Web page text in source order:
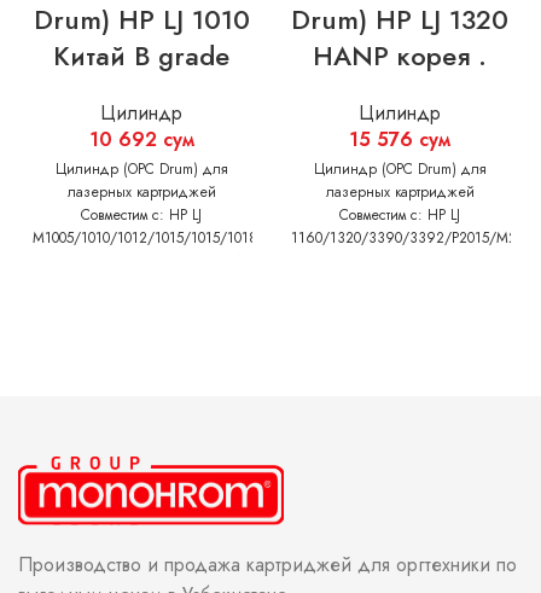
Drum) HP LJ 1010
Китай B grade
Цилиндр
10 692 сум
Цилиндр (OPC Drum) для
лазерных картриджей
Совместим с: HP LJ
M1005/1010/1012/1015/1015/1018/1020/1022/M1319/3015/3020/3030/
Drum) HP LJ 1320
HANP корея .
Цилиндр
15 576 сум
Цилиндр (OPC Drum) для
лазерных картриджей
Совместим с: HP LJ
1160/1320/3390/3392/P2015/
Производство и продажа картриджей для оргтехники по